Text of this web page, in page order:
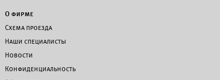
О фирме
Схема проезда
Наши специалисты
Новости
Конфиденциальность